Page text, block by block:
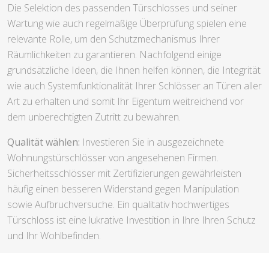
Die Selektion des passenden Türschlosses und seiner
Wartung wie auch regelmäßige Überprüfung spielen eine
relevante Rolle, um den Schutzmechanismus Ihrer
Räumlichkeiten zu garantieren. Nachfolgend einige
grundsätzliche Ideen, die Ihnen helfen können, die Integrität
wie auch Systemfunktionalität Ihrer Schlösser an Türen aller
Art zu erhalten und somit Ihr Eigentum weitreichend vor
dem unberechtigten Zutritt zu bewahren.
Qualität wählen: Investieren Sie in ausgezeichnete
Wohnungstürschlösser von angesehenen Firmen.
Sicherheitsschlösser mit Zertifizierungen gewährleisten
häufig einen besseren Widerstand gegen Manipulation
sowie Aufbruchversuche. Ein qualitativ hochwertiges
Türschloss ist eine lukrative Investition in Ihre Ihren Schutz
und Ihr Wohlbefinden.